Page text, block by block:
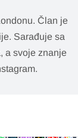
Član je
Sarađuje sa
a svoje znanje